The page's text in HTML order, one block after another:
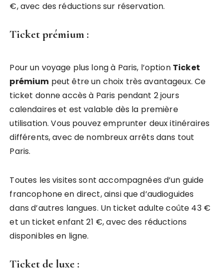
€, avec des réductions sur réservation.
Ticket prémium :
Pour un voyage plus long à Paris, l’option Ticket
prémium peut être un choix très avantageux. Ce
ticket donne accès à Paris pendant 2 jours
calendaires et est valable dès la première
utilisation. Vous pouvez emprunter deux itinéraires
différents, avec de nombreux arrêts dans tout
Paris.
Toutes les visites sont accompagnées d’un guide
francophone en direct, ainsi que d’audioguides
dans d’autres langues. Un ticket adulte coûte 43 €
et un ticket enfant 21 €, avec des réductions
disponibles en ligne.
Ticket de luxe :